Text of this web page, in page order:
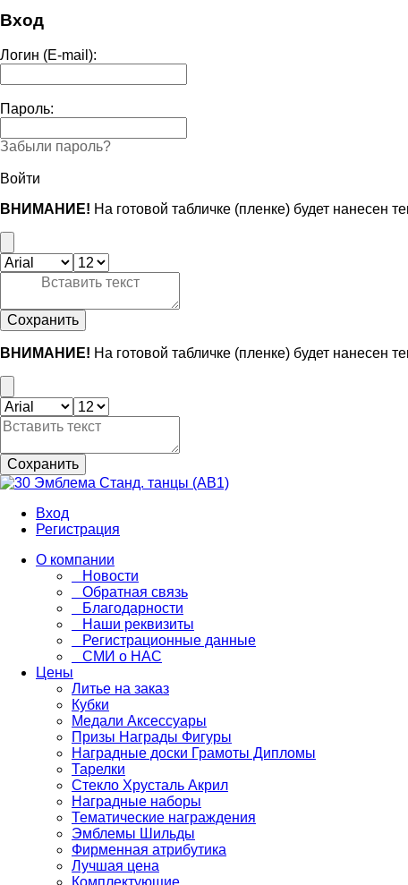
Вход
Логин (E-mail):
Пароль:
Забыли пароль?
Войти
ВНИМАНИЕ! На готовой табличке (пленке) будет нанесен
Сохранить
ВНИМАНИЕ! На готовой табличке (пленке) будет нанесен
Сохранить
Вход
Регистрация
О компании
Новости
Обратная связь
Благодарности
Наши реквизиты
Регистрационные данные
СМИ о НАС
Цены
Литье на заказ
Кубки
Медали Аксессуары
Призы Награды Фигуры
Наградные доски Грамоты Дипломы
Тарелки
Стекло Хрусталь Акрил
Наградные наборы
Тематические награждения
Эмблемы Шильды
Фирменная атрибутика
Лучшая цена